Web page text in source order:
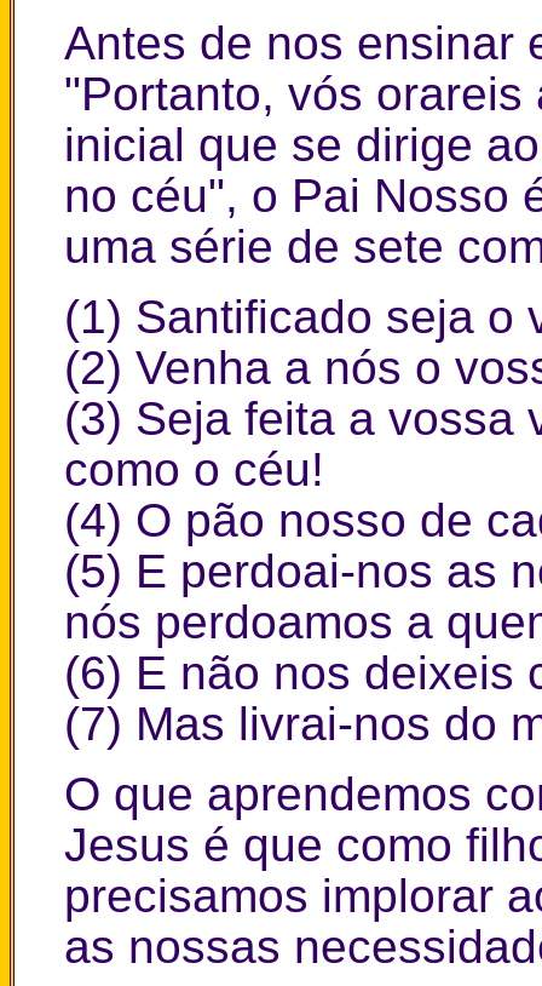
Antes de nos ensinar
"Portanto, vós
inicial que se dirige
no céu", o Pai Nosso
uma série de sete
(1) Santificado seja o
(2) Venha a nós o
(3) Seja feita a vossa
como o céu!
(4) O pão nosso de
(5) E perdoai-nos as
nós perdoamos a
(6) E não nos deixeis
(7) Mas livrai-nos do
O que aprendemos
Jesus é que como
precisamos implorar
as nossas